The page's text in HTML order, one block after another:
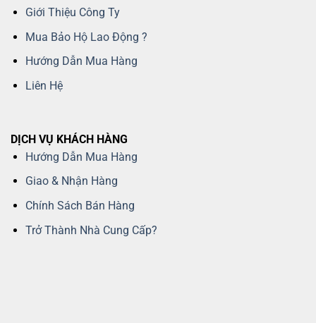
Giới Thiệu Công Ty
Mua Bảo Hộ Lao Động ?
Hướng Dẫn Mua Hàng
Liên Hệ
DỊCH VỤ KHÁCH HÀNG
Hướng Dẫn Mua Hàng
Giao & Nhận Hàng
Chính Sách Bán Hàng
Trở Thành Nhà Cung Cấp?